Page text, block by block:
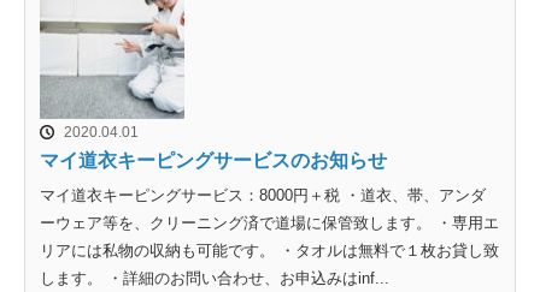
2020.04.01
マイ道衣キーピングサービスのお知らせ
マイ道衣キーピングサービス：8000円＋税 ・道衣、帯、アンダ
ーウェア等を、クリーニング済で道場に保管致します。 ・専用エ
リアには私物の収納も可能です。 ・タオルは無料で１枚お貸し致
します。 ・詳細のお問い合わせ、お申込みはinf...